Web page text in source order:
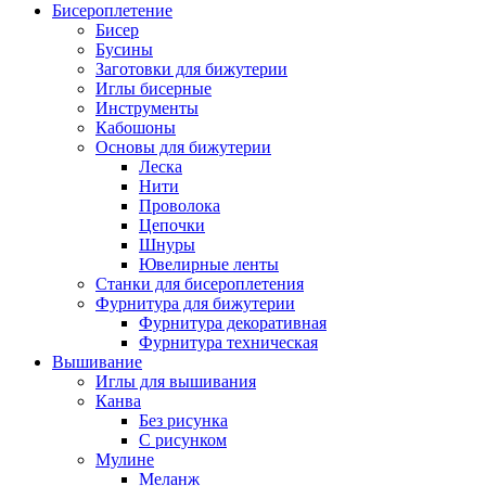
Бисероплетение
Бисер
Бусины
Заготовки для бижутерии
Иглы бисерные
Инструменты
Кабошоны
Основы для бижутерии
Леска
Нити
Проволока
Цепочки
Шнуры
Ювелирные ленты
Станки для бисероплетения
Фурнитура для бижутерии
Фурнитура декоративная
Фурнитура техническая
Вышивание
Иглы для вышивания
Канва
Без рисунка
С рисунком
Мулине
Меланж